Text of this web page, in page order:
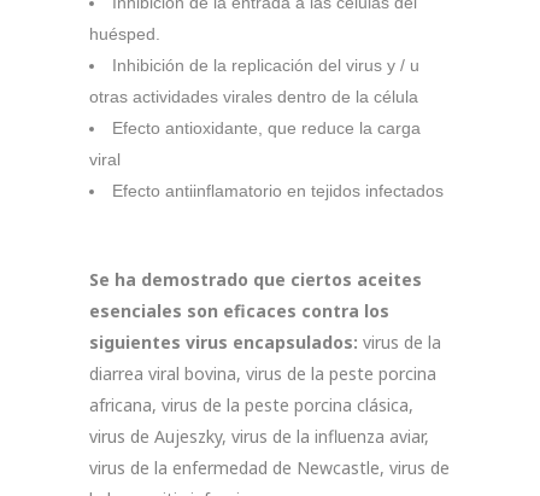
huésped.
Inhibición de la replicación del virus y / u
otras actividades virales dentro de la célula
Efecto antioxidante, que reduce la carga
viral
Efecto antiinflamatorio en tejidos infectados
Se ha demostrado que ciertos aceites
esenciales son eficaces contra los
siguientes virus encapsulados: virus de la
diarrea viral bovina, virus de la peste porcina
africana, virus de la peste porcina clásica,
virus de Aujeszky, virus de la influenza aviar,
virus de la enfermedad de Newcastle, virus de